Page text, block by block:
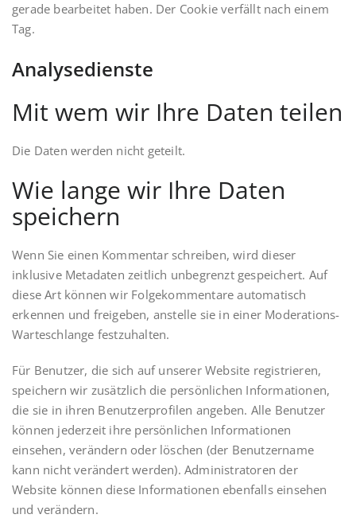
gerade bearbeitet haben. Der Cookie verfällt nach einem
Tag.
Analysedienste
Mit wem wir Ihre Daten teilen
Die Daten werden nicht geteilt.
Wie lange wir Ihre Daten
speichern
Wenn Sie einen Kommentar schreiben, wird dieser
inklusive Metadaten zeitlich unbegrenzt gespeichert. Auf
diese Art können wir Folgekommentare automatisch
erkennen und freigeben, anstelle sie in einer Moderations-
Warteschlange festzuhalten.
Für Benutzer, die sich auf unserer Website registrieren,
speichern wir zusätzlich die persönlichen Informationen,
die sie in ihren Benutzerprofilen angeben. Alle Benutzer
können jederzeit ihre persönlichen Informationen
einsehen, verändern oder löschen (der Benutzername
kann nicht verändert werden). Administratoren der
Website können diese Informationen ebenfalls einsehen
und verändern.